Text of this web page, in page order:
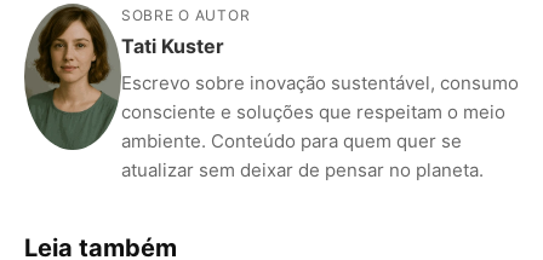
SOBRE O AUTOR
Tati Kuster
Escrevo sobre inovação sustentável, consumo
consciente e soluções que respeitam o meio
ambiente. Conteúdo para quem quer se
atualizar sem deixar de pensar no planeta.
Leia também